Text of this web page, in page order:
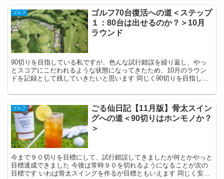
ゴルフ
ゴルフ70台復活への道＜ステップ
１：80台は出せるのか？＞10月
ラウンド
90切りを目指している私ですが、色んな試行錯誤を繰り返し、やっ
とスコアにこだわれるような状態になってきたため、10月のラウン
ドを記録として残していきたいと思います 同じく90切りを目指して
ゴルフ
ごる仙日記【11月版】骨太スイン
グへの道＜90切りはホンモノか？
＞
今まで９０切りを目標にして、試行錯誤してきましたが何とかやっと
目標達成できました 今後は常時９０を切れるようになることが次の
目標です いわば骨太スイングを作るが目標ともいえます 同じく安定